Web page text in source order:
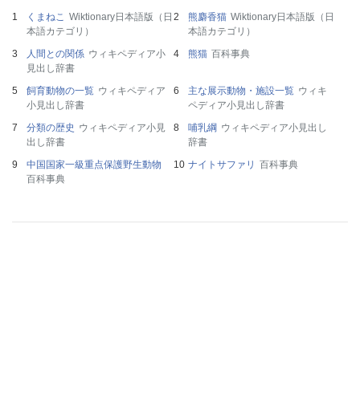
くまねこ Wiktionary日本語版（日
本語カテゴリ）
熊麝香猫 Wiktionary日本語版（日
本語カテゴリ）
人間との関係 ウィキペディア小
見出し辞書
熊猫 百科事典
飼育動物の一覧 ウィキペディア
小見出し辞書
主な展示動物・施設一覧 ウィキ
ペディア小見出し辞書
分類の歴史 ウィキペディア小見
出し辞書
哺乳綱 ウィキペディア小見出し
辞書
中国国家一級重点保護野生動物
百科事典
ナイトサファリ 百科事典